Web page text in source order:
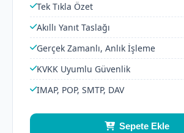
Tek Tıkla Özet
Akıllı Yanıt Taslağı
Gerçek Zamanlı, Anlık İşleme
KVKK Uyumlu Güvenlik
IMAP, POP, SMTP, DAV
Sepete Ekle